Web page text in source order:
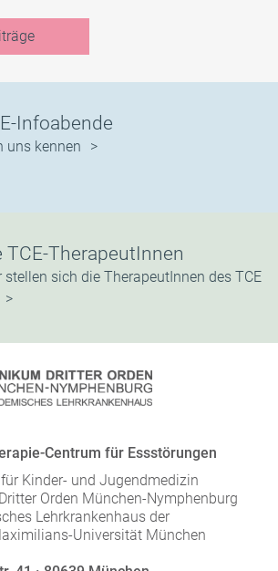
Infoabende
uns kennen
TCE-TherapeutInnen
stellen sich die TherapeutInnen des TCE
Centrum für Essstörungen
Kinder- und Jugendmedizin
Orden München-Nymphenburg
Lehrkrankenhaus der
Universität München